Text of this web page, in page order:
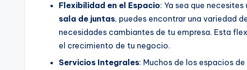
Flexibilidad en el Espacio: Ya sea que necesites
sala de juntas, puedes encontrar una variedad
necesidades cambiantes de tu empresa. Esta
el crecimiento de tu negocio.
Servicios Integrales: Muchos de los espacios de